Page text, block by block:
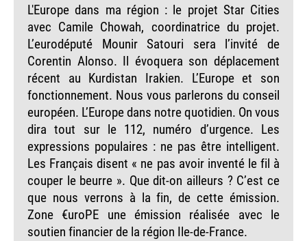
L'Europe dans ma région : le projet Star Cities
avec Camile Chowah, coordinatrice du projet.
L’eurodéputé Mounir Satouri sera l’invité de
Corentin Alonso. Il évoquera son déplacement
récent au Kurdistan Irakien. L’Europe et son
fonctionnement. Nous vous parlerons du conseil
européen. L’Europe dans notre quotidien. On vous
dira tout sur le 112, numéro d’urgence. Les
expressions populaires : ne pas être intelligent.
Les Français disent « ne pas avoir inventé le fil à
couper le beurre ». Que dit-on ailleurs ? C’est ce
que nous verrons à la fin, de cette émission.
Zone €uroPE une émission réalisée avec le
soutien financier de la région Ile-de-France.